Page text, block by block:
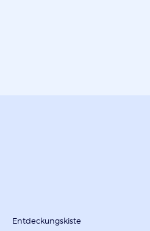
Entdeckungskiste